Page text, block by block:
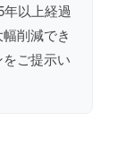
以上経過
削減でき
ご提示い